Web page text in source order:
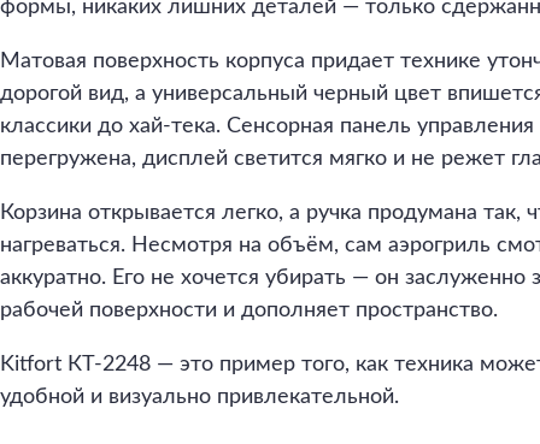
формы, никаких лишних деталей — только
Матовая поверхность корпуса придает технике
дорогой вид, а универсальный черный цвет
классики до хай-тека. Сенсорная панель
перегружена, дисплей светится мягко и не режет
Корзина открывается легко, а ручка продумана так,
нагреваться. Несмотря на объём, сам аэрогриль
аккуратно. Его не хочется убирать — он заслуженно
рабочей поверхности и дополняет пространство.
Kitfort КТ-2248 — это пример того, как техника
удобной и визуально привлекательной.